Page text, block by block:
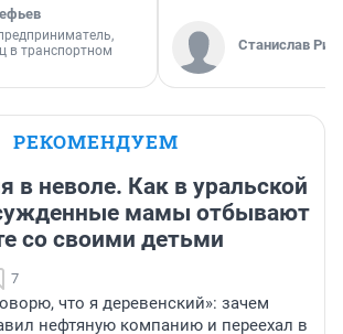
в транспортном
Станислав
РЕКОМЕНДУЕМ
в неволе. Как в уральской
мамы отбывают
со своими детьми
7
что я деревенский»: зачем
нефтяную компанию и переехал в